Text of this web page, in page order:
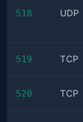
518 UDP
519 TCP
520 TCP